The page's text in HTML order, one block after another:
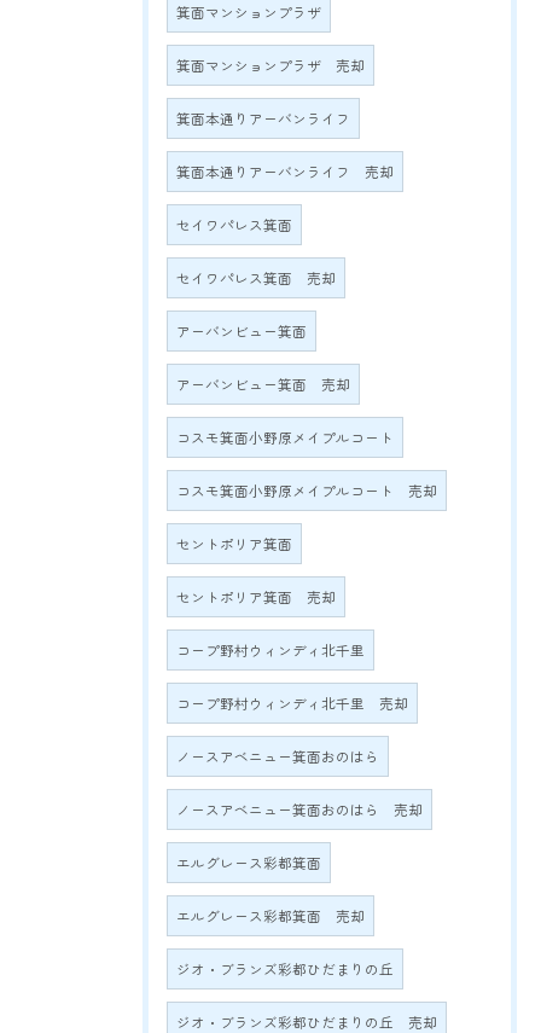
箕面マンションプラザ
箕面マンションプラザ 売却
箕面本通りアーバンライフ
箕面本通りアーバンライフ 売却
セイワパレス箕面
セイワパレス箕面 売却
アーバンビュー箕面
アーバンビュー箕面 売却
コスモ箕面小野原メイプルコート
コスモ箕面小野原メイプルコート 売却
セントポリア箕面
セントポリア箕面 売却
コープ野村ウィンディ北千里
コープ野村ウィンディ北千里 売却
ノースアベニュー箕面おのはら
ノースアベニュー箕面おのはら 売却
エルグレース彩都箕面
エルグレース彩都箕面 売却
ジオ・ブランズ彩都ひだまりの丘
ジオ・ブランズ彩都ひだまりの丘 売却